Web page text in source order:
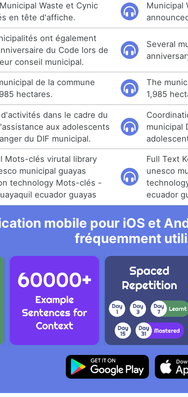
Waste et Cynic
en tête d'affiche.
Municipal
ont également
du Code lors de
conseil municipal.
Several
de la commune
hectares.
The
1,985
dans le cadre du
aux adolescents
du DIF municipal.
municipal
Mots-clés virutal library
municipal guayas
technology Mots-clés -
ecuador guayas
Full Text
unesco
ecuador
mobile pour iOS et
fréquemment